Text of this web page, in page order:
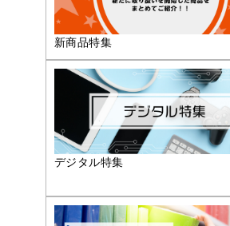
新商品特集
デジタル特集